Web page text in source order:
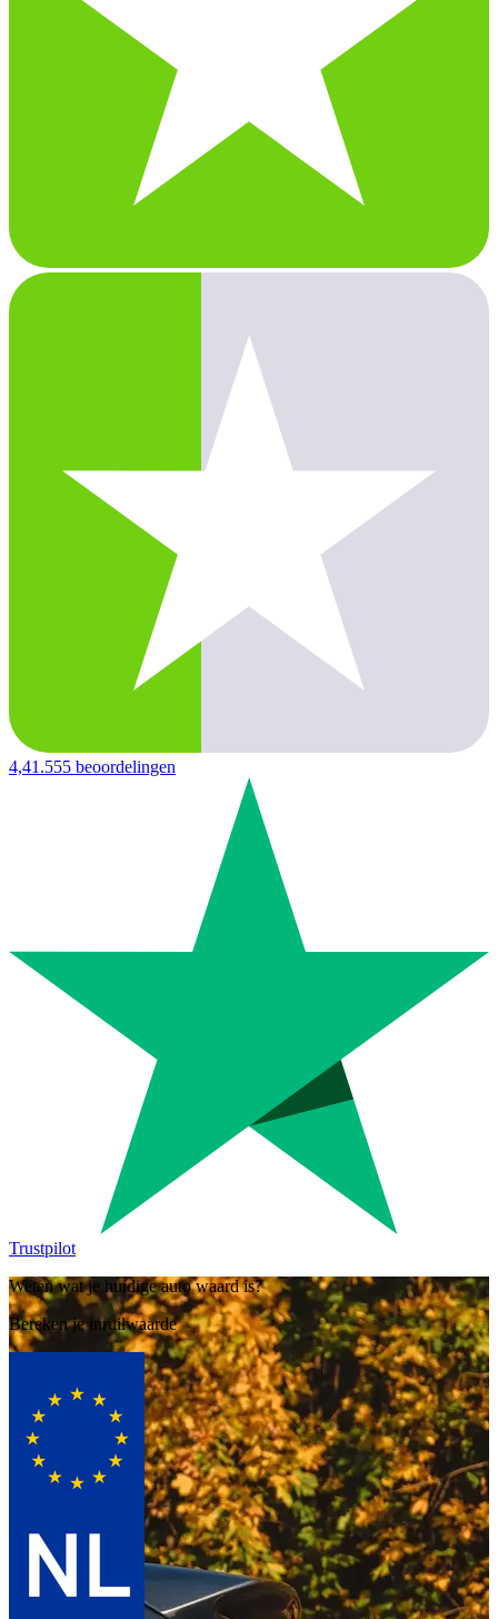
4,41.555 beoordelingen
Trustpilot
Weten wat je huidige auto waard is?
Bereken je inruilwaarde